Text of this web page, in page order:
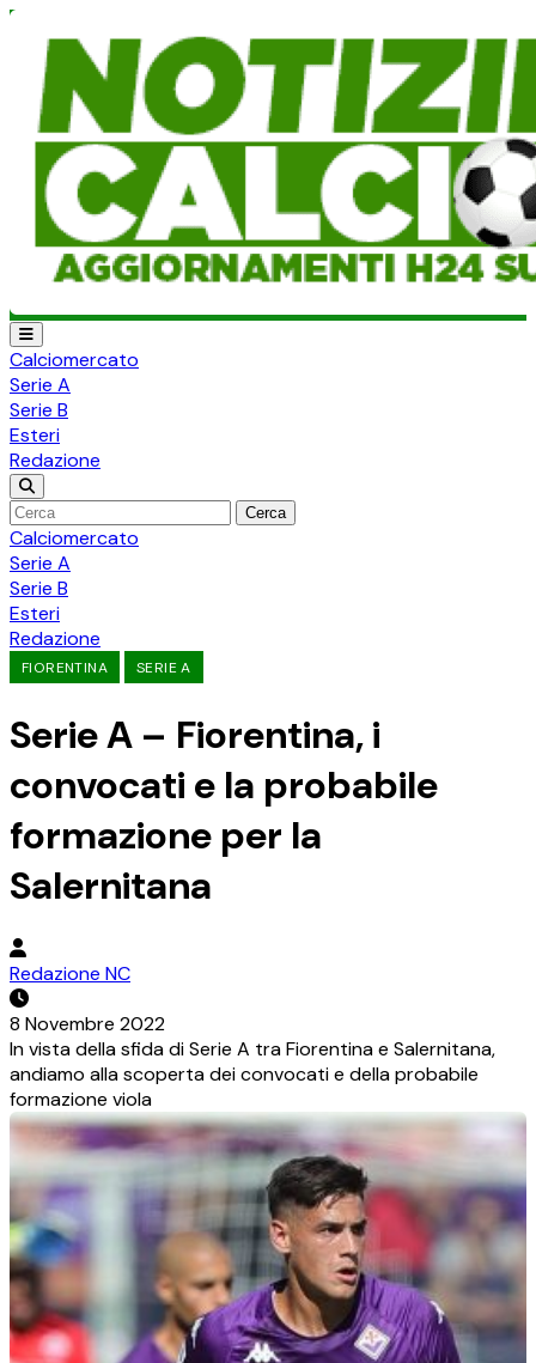
Calciomercato
Serie A
Serie B
Esteri
Redazione
Cerca
Calciomercato
Serie A
Serie B
Esteri
Redazione
FIORENTINA SERIE A
Serie A – Fiorentina, i
convocati e la probabile
formazione per la
Salernitana
Redazione NC
8 Novembre 2022
In vista della sfida di Serie A tra Fiorentina e Salernitana,
andiamo alla scoperta dei convocati e della probabile
formazione viola